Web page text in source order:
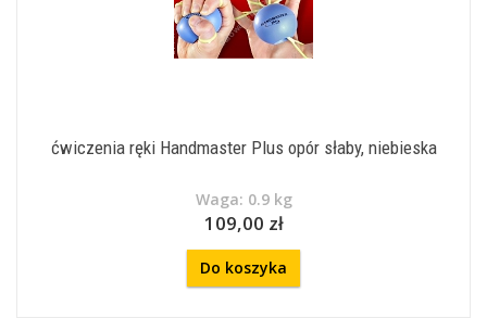
ćwiczenia ręki Handmaster Plus opór słaby, niebieska
Waga: 0.9 kg
109,00 zł
Do koszyka